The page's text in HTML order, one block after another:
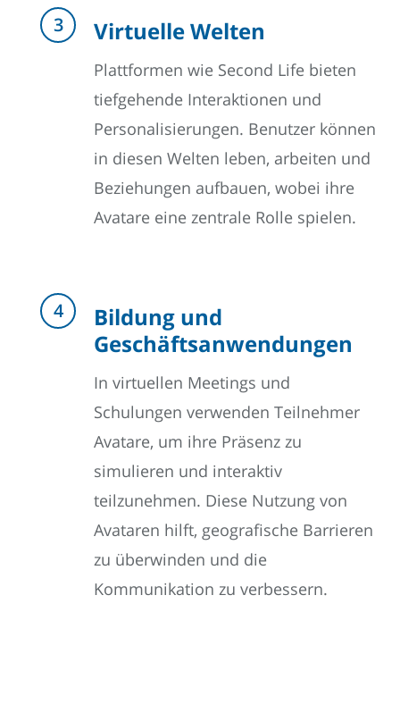
Virtuelle Welten
Plattformen wie Second Life bieten
tiefgehende Interaktionen und
Personalisierungen. Benutzer können
in diesen Welten leben, arbeiten und
Beziehungen aufbauen, wobei ihre
Avatare eine zentrale Rolle spielen.
Bildung und
Geschäftsanwendungen
In virtuellen Meetings und
Schulungen verwenden Teilnehmer
Avatare, um ihre Präsenz zu
simulieren und interaktiv
teilzunehmen. Diese Nutzung von
Avataren hilft, geografische Barrieren
zu überwinden und die
Kommunikation zu verbessern.